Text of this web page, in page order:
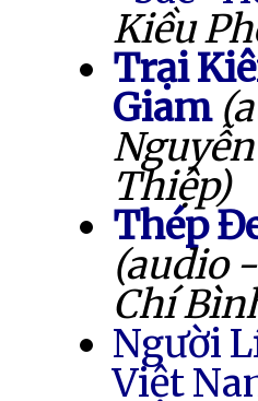
Kiều
Trại
Giam
Thiệp)
Thép
(audio
Chí
Người
Việt